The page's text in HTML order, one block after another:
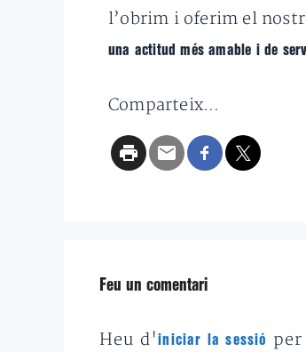
l’obrim i oferim el
una actitud més amable i de
Comparteix...
Feu un comentari
Heu d'iniciar la sessió